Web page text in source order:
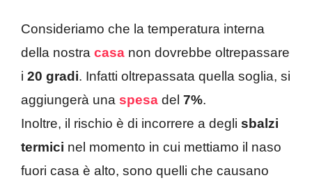
Consideriamo che la temperatura interna
della nostra casa non dovrebbe oltrepassare
i 20 gradi. Infatti oltrepassata quella soglia, si
aggiungerà una spesa del 7%.
Inoltre, il rischio è di incorrere a degli sbalzi
termici nel momento in cui mettiamo il naso
fuori casa è alto, sono quelli che causano